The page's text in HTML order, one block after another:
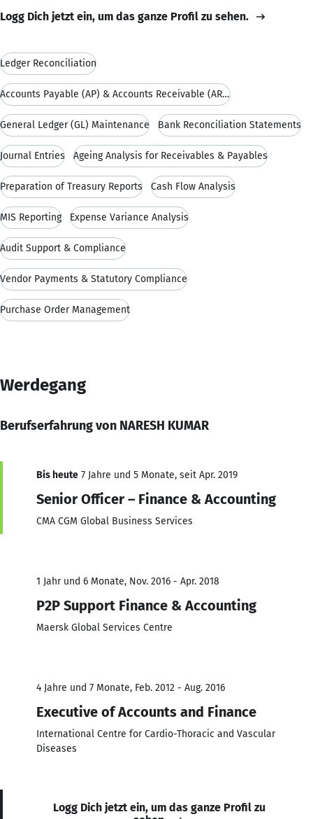
Logg Dich jetzt ein, um das ganze Profil zu sehen.
Ledger Reconciliation
Accounts Payable (AP) & Accounts Receivable (AR) Management
General Ledger (GL) Maintenance Bank Reconciliation Statements
Journal Entries Ageing Analysis for Receivables & Payables
Preparation of Treasury Reports Cash Flow Analysis
MIS Reporting Expense Variance Analysis
Audit Support & Compliance
Vendor Payments & Statutory Compliance
Purchase Order Management
Werdegang
Berufserfahrung von NARESH KUMAR
Bis heute 7 Jahre und 5 Monate, seit Apr. 2019
Senior Officer – Finance & Accounting
CMA CGM Global Business Services
1 Jahr und 6 Monate, Nov. 2016 - Apr. 2018
P2P Support Finance & Accounting
Maersk Global Services Centre
4 Jahre und 7 Monate, Feb. 2012 - Aug. 2016
Executive of Accounts and Finance
International Centre for Cardio-Thoracic and Vascular
Diseases
Logg Dich jetzt ein, um das ganze Profil zu